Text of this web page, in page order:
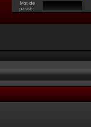
Mot de
passe: